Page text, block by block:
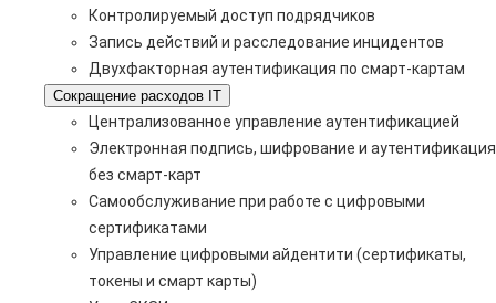
Контролируемый доступ подрядчиков
Запись действий и расследование инцидентов
Двухфакторная аутентификация по смарт-картам
Сокращение расходов IT
Централизованное управление аутентификацией
Электронная подпись, шифрование и аутентификация
без смарт-карт
Самообслуживание при работе с цифровыми
сертификатами
Управление цифровыми айдентити (сертификаты,
токены и смарт карты)